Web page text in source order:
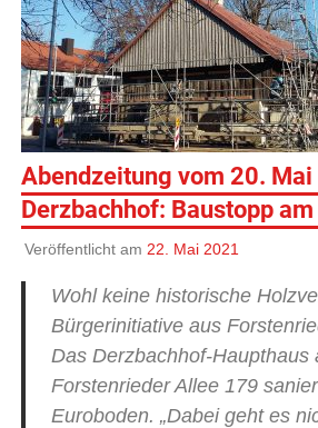
Abendzeitung vom 20.
Derzbachhof: Baustopp
Veröffentlicht am 22. Mai 2021
Wohl keine historische
Bürgerinitiative aus
Das Derzbachhof-Haupthaus
Forstenrieder Allee 179
Euroboden. „Dabei geht es